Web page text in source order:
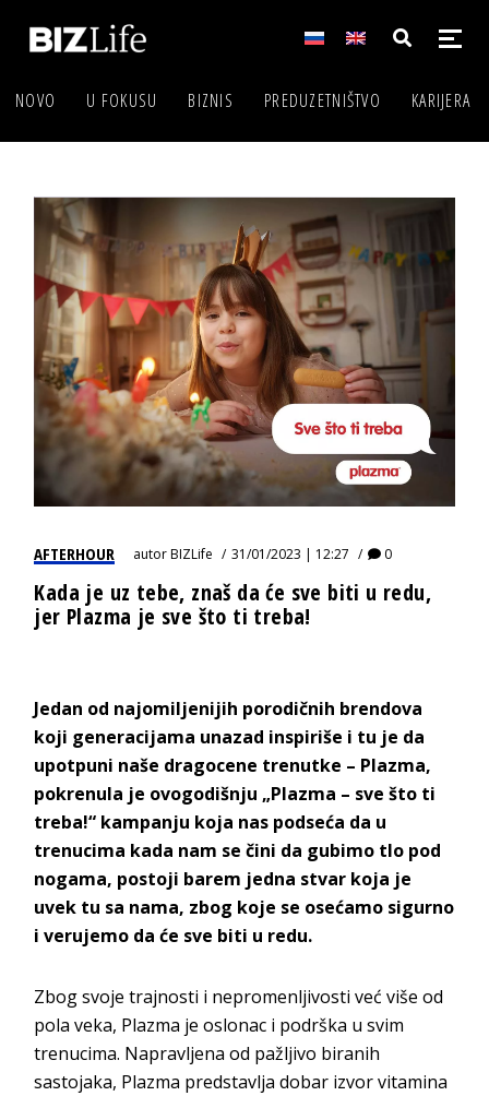
NOVO U FOKUSU BIZNIS PREDUZETNIŠTVO KARIJERA
AFTERHOUR autorBIZLife 31/01/2023 | 12:27 0
Kada je uz tebe, znaš da će sve biti u redu,
jer Plazma je sve što ti treba!
Jedan od najomiljenijih porodičnih brendova
koji generacijama unazad inspiriše i tu je da
upotpuni naše dragocene trenutke – Plazma,
pokrenula je ovogodišnju „Plazma – sve što ti
treba!“ kampanju koja nas podseća da u
trenucima kada nam se čini da gubimo tlo pod
nogama, postoji barem jedna stvar koja je
uvek tu sa nama, zbog koje se osećamo sigurno
i verujemo da će sve biti u redu.
Zbog svoje trajnosti i nepromenljivosti već više od
pola veka, Plazma je oslonac i podrška u svim
trenucima. Napravljena od pažljivo biranih
sastojaka, Plazma predstavlja dobar izvor vitamina